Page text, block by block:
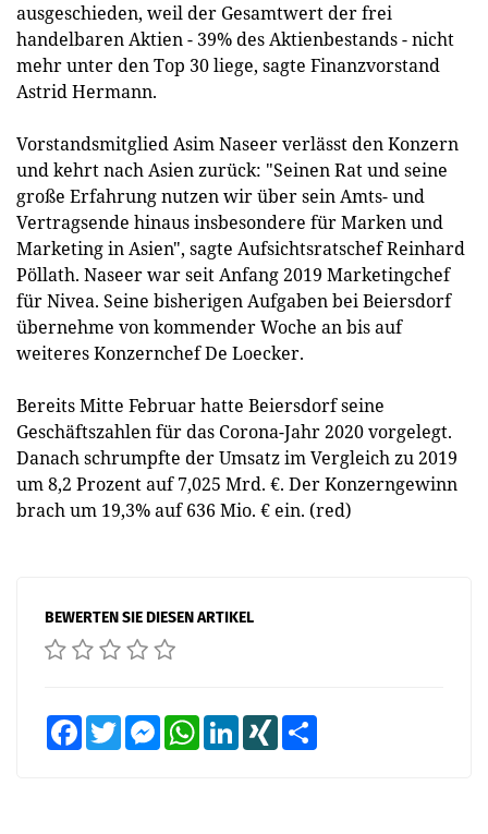
ausgeschieden, weil der Gesamtwert der frei
handelbaren Aktien - 39% des Aktienbestands - nicht
mehr unter den Top 30 liege, sagte Finanzvorstand
Astrid Hermann.
Vorstandsmitglied Asim Naseer verlässt den Konzern
und kehrt nach Asien zurück: "Seinen Rat und seine
große Erfahrung nutzen wir über sein Amts- und
Vertragsende hinaus insbesondere für Marken und
Marketing in Asien", sagte Aufsichtsratschef Reinhard
Pöllath. Naseer war seit Anfang 2019 Marketingchef
für Nivea. Seine bisherigen Aufgaben bei Beiersdorf
übernehme von kommender Woche an bis auf
weiteres Konzernchef De Loecker.
Bereits Mitte Februar hatte Beiersdorf seine
Geschäftszahlen für das Corona-Jahr 2020 vorgelegt.
Danach schrumpfte der Umsatz im Vergleich zu 2019
um 8,2 Prozent auf 7,025 Mrd. €. Der Konzerngewinn
brach um 19,3% auf 636 Mio. € ein. (red)
BEWERTEN SIE DIESEN ARTIKEL
FacebookTwitter MessengerWhatsAppLinkedInXING